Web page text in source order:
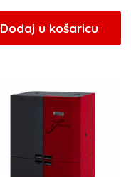
Dodaj u košaricu